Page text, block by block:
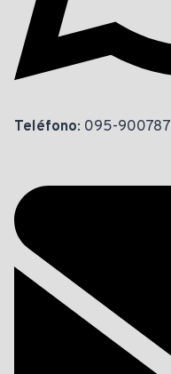
Teléfono: 095-900787